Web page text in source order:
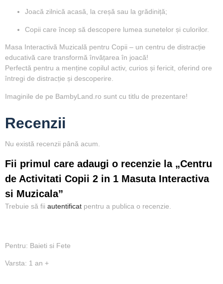
Joacă zilnică acasă, la creșă sau la grădiniță;
Copii care încep să descopere lumea sunetelor și culorilor.
Masa Interactivă Muzicală pentru Copii – un centru de distracție
educativă care transformă învățarea în joacă!
Perfectă pentru a menține copilul activ, curios și fericit, oferind ore
întregi de distracție și descoperire.
Imaginile de pe BambyLand.ro sunt cu titlu de prezentare!
Recenzii
Nu există recenzii până acum.
Fii primul care adaugi o recenzie la „Centru
de Activitati Copii 2 in 1 Masuta Interactiva
si Muzicala”
Trebuie să fii autentificat pentru a publica o recenzie.
Pentru: Baieti si Fete
Varsta: 1 an +